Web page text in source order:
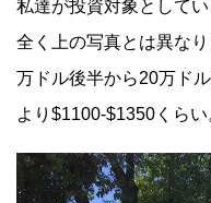
私達が投資対象として
全く上の写真とは異な
万ドル後半から20万ド
より$1100-$1350くら